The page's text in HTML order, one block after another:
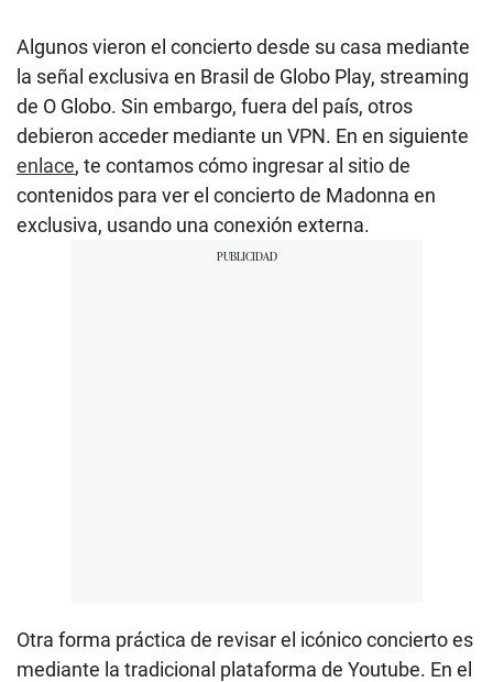
Algunos vieron el concierto desde su casa mediante
la señal exclusiva en Brasil de Globo Play, streaming
de O Globo. Sin embargo, fuera del país, otros
debieron acceder mediante un VPN. En en siguiente
enlace, te contamos cómo ingresar al sitio de
contenidos para ver el concierto de Madonna en
exclusiva, usando una conexión externa.
Otra forma práctica de revisar el icónico concierto es
mediante la tradicional plataforma de Youtube. En el